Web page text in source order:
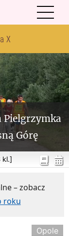
X
Pielgrzymka
Górę
kl.]
– zobacz
roku
Opole